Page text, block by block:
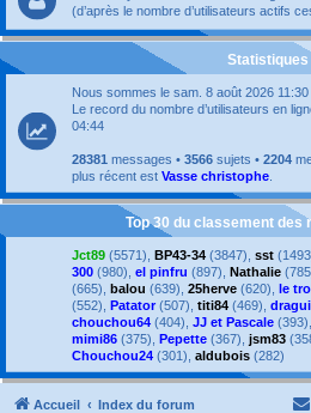
(d’après le nombre d’utilisateurs actifs
Statistiques
Nous sommes le sam. 8 août 2026 11:30
Le record du nombre d’utilisateurs en
04:44
28381 messages • 3566 sujets • 2204
plus récent est Vasse christophe
Top 30 du classement des
Jct89 (5571), BP43-34 (3847), sst
300 (980), el pinfru (897), Nathalie
(665), balou (639), 25herve (620), le
(552), Patator (507), titi84 (469),
chouchou64 (404), JJ et Pascale (393),
mimi86 (375), Pepette (367), jsm83
Chouchou24 (301), aldubois (282)
Accueil Index du forum